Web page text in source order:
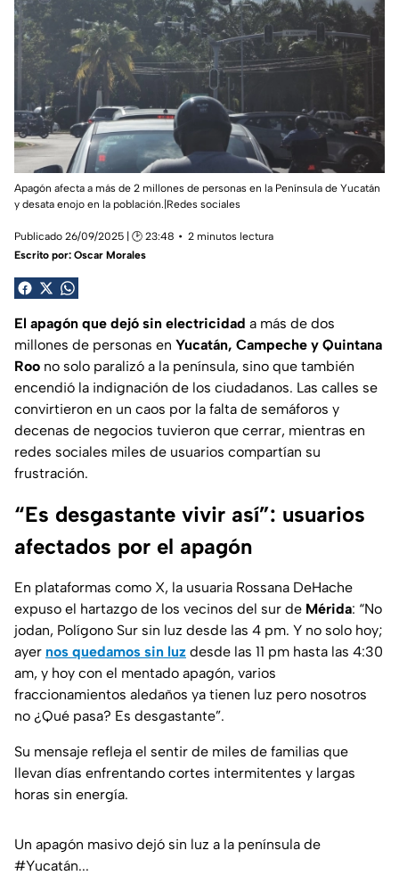
Apagón afecta a más de 2 millones de personas en la Península de Yucatán
y desata enojo en la población.|Redes sociales
Publicado 26/09/2025 | 🕑 23:48
2 minutos lectura
Escrito por: Oscar Morales
El apagón que dejó sin electricidad a más de dos
millones de personas en Yucatán, Campeche y Quintana
Roo no solo paralizó a la península, sino que también
encendió la indignación de los ciudadanos. Las calles se
convirtieron en un caos por la falta de semáforos y
decenas de negocios tuvieron que cerrar, mientras en
redes sociales miles de usuarios compartían su
frustración.
“Es desgastante vivir así”: usuarios
afectados por el apagón
En plataformas como X, la usuaria Rossana DeHache
expuso el hartazgo de los vecinos del sur de Mérida: “No
jodan, Polígono Sur sin luz desde las 4 pm. Y no solo hoy;
ayer nos quedamos sin luz desde las 11 pm hasta las 4:30
am, y hoy con el mentado apagón, varios
fraccionamientos aledaños ya tienen luz pero nosotros
no ¿Qué pasa? Es desgastante”.
Su mensaje refleja el sentir de miles de familias que
llevan días enfrentando cortes intermitentes y largas
horas sin energía.
Un apagón masivo dejó sin luz a la península de
#Yucatán...